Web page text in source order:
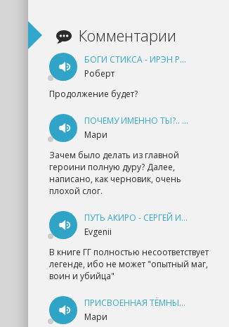
Комментарии
БОГИ СТИКСА - ИРЭН РУДКЕВИЧ
Роберт
Продолжение будет?
ПОЧЕМУ ИМЕННО ТЫ?.. КНИГА 1 - ЕКАТЕРИНА ЮДИНА
Мари
Зачем было делать из главной
героини полную дуру? Далее,
написано, как черновик, очень
плохой слог.
ПУТЬ АКИРО - СЕРГЕЙ ИЗМАЙЛОВ
Evgenii
В книге ГГ полностью несоответствует
легенде, ибо не может "опытный маг,
воин и убийца"
ПРИСВОЕННАЯ ТЁМНЫМ. ПРОКЛЯТАЯ ЛЮБОВЬ - АННА ГЕРР
Мари